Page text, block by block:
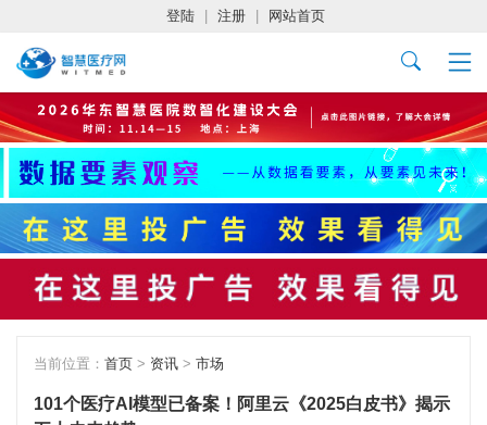
登陆 注册 网站首页
当前位置： 首页 > 资讯 > 市场
101个医疗AI模型已备案！阿里云《2025白皮书》揭示